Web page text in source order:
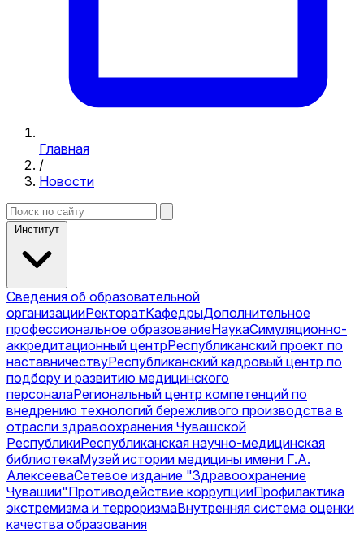
Главная
/
Новости
Институт
Сведения об образовательной
организацииРекторатКафедрыДополнительное
профессиональное образованиеНаукаСимуляционно-
аккредитационный центрРеспубликанский проект по
наставничествуРеспубликанский кадровый центр по
подбору и развитию медицинского
персоналаРегиональный центр компетенций по
внедрению технологий бережливого производства в
отрасли здравоохранения Чувашской
РеспубликиРеспубликанская научно-медицинская
библиотекаМузей истории медицины имени Г.А.
АлексееваСетевое издание "Здравоохранение
Чувашии"Противодействие коррупцииПрофилактика
экстремизма и терроризмаВнутренняя система оценки
качества образования